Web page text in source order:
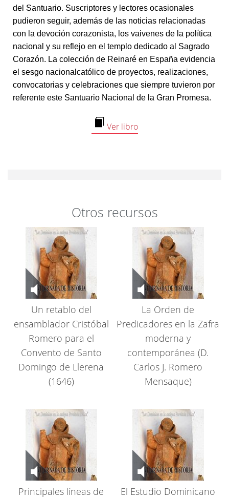
del Santuario. Suscriptores y lectores ocasionales
pudieron seguir, además de las noticias relacionadas
con la devoción corazonista, los vaivenes de la política
nacional y su reflejo en el templo dedicado al Sagrado
Corazón. La colección de Reinaré en España evidencia
el sesgo nacionalcatólico de proyectos, realizaciones,
convocatorias y celebraciones que siempre tuvieron por
referente este Santuario Nacional de la Gran Promesa.
Ver libro
Otros recursos
Un retablo del
ensamblador Cristóbal
Romero para el
Convento de Santo
Domingo de Llerena
(1646)
La Orden de
Predicadores en la Zafra
moderna y
contemporánea (D.
Carlos J. Romero
Mensaque)
Principales líneas de
El Estudio Dominicano